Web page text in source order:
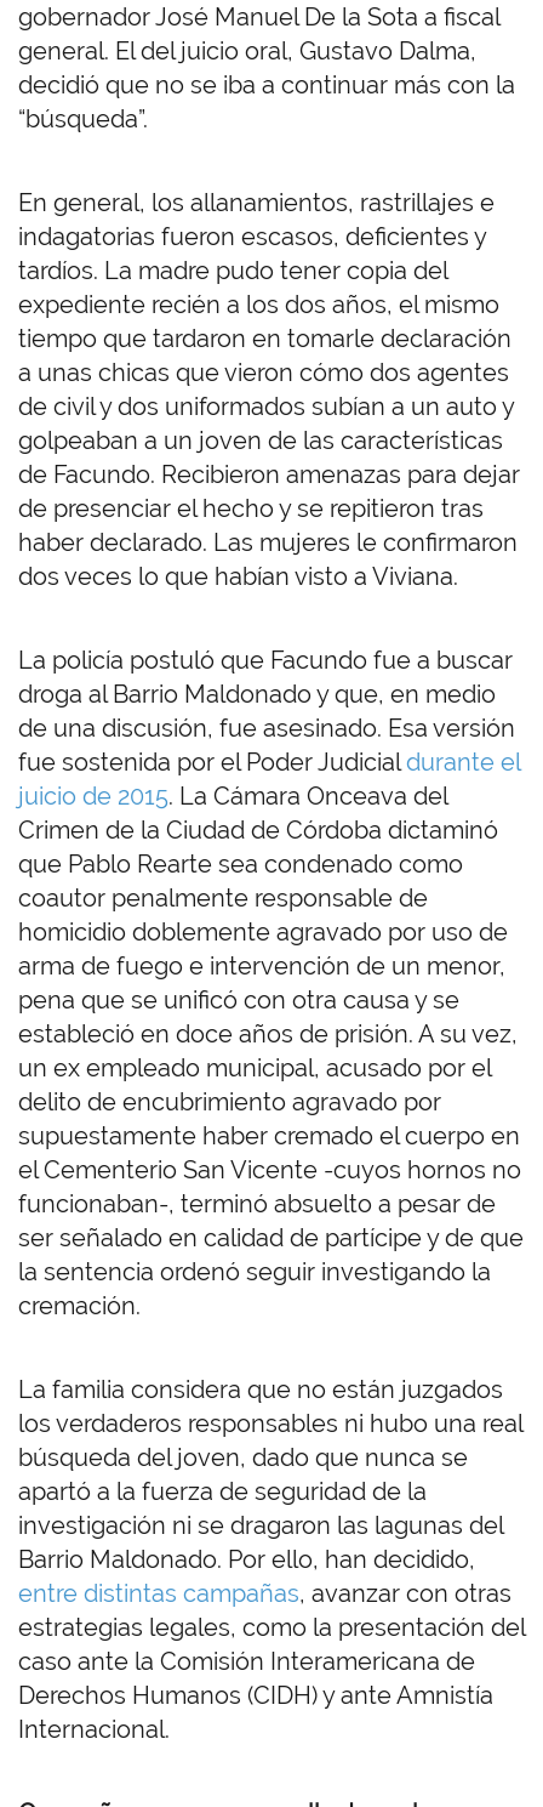
gobernador José Manuel De la Sota a fiscal
general. El del juicio oral, Gustavo Dalma,
decidió que no se iba a continuar más con la
“búsqueda”.
En general, los allanamientos, rastrillajes e
indagatorias fueron escasos, deficientes y
tardíos. La madre pudo tener copia del
expediente recién a los dos años, el mismo
tiempo que tardaron en tomarle declaración
a unas chicas que vieron cómo dos agentes
de civil y dos uniformados subían a un auto y
golpeaban a un joven de las características
de Facundo. Recibieron amenazas para dejar
de presenciar el hecho y se repitieron tras
haber declarado. Las mujeres le confirmaron
dos veces lo que habían visto a Viviana.
La policía postuló que Facundo fue a buscar
droga al Barrio Maldonado y que, en medio
de una discusión, fue asesinado. Esa versión
fue sostenida por el Poder Judicialdurante el
juicio de 2015. La Cámara Onceava del
Crimen de la Ciudad de Córdoba dictaminó
que Pablo Rearte sea condenado como
coautor penalmente responsable de
homicidio doblemente agravado por uso de
arma de fuego e intervención de un menor,
pena que se unificó con otra causa y se
estableció en doce años de prisión. A su vez,
un ex empleado municipal, acusado por el
delito de encubrimiento agravado por
supuestamente haber cremado el cuerpo en
el Cementerio San Vicente -cuyos hornos no
funcionaban-, terminó absuelto a pesar de
ser señalado en calidad de partícipe y de que
la sentencia ordenó seguir investigando la
cremación.
La familia considera que no están juzgados
los verdaderos responsables ni hubo una real
búsqueda del joven, dado que nunca se
apartó a la fuerza de seguridad de la
investigación ni se dragaron las lagunas del
Barrio Maldonado. Por ello, han decidido,
entre distintas campañas, avanzar con otras
estrategias legales, como la presentación del
caso ante la Comisión Interamericana de
Derechos Humanos (CIDH) y ante Amnistía
Internacional.